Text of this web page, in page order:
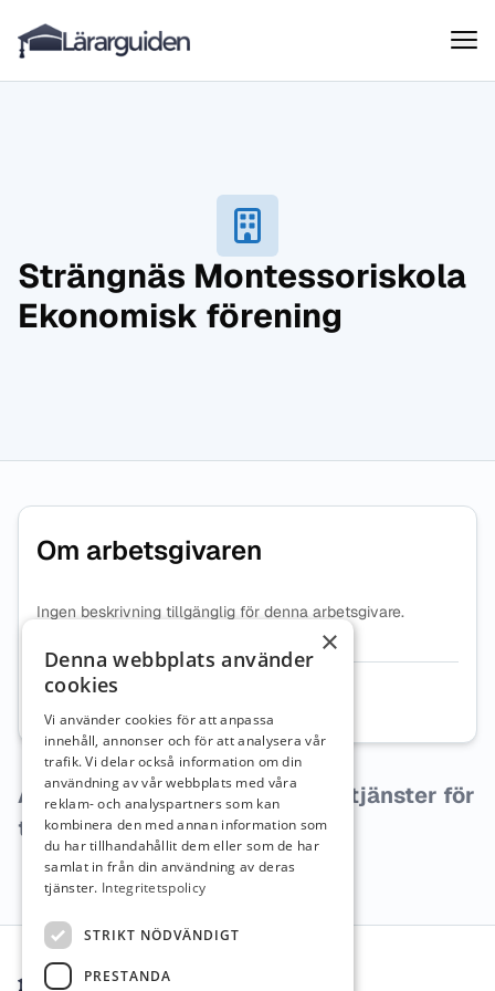
Hoppa till innehåll
Lärarguiden
Strängnäs Montessoriskola
Ekonomisk förening
Om arbetsgivaren
Ingen beskrivning tillgänglig för denna arbetsgivare.
Organisationsnummer
Arbetsgivaren har inga lediga tjänster för
tillfället.
Sidfot
×
Denna webbplats använder
cookies
Vi använder cookies för att anpassa
innehåll, annonser och för att analysera vår
trafik. Vi delar också information om din
användning av vår webbplats med våra
reklam- och analyspartners som kan
kombinera den med annan information som
du har tillhandahållit dem eller som de har
samlat in från din användning av deras
tjänster. Integritetspolicy
STRIKT NÖDVÄNDIGT
PRESTANDA